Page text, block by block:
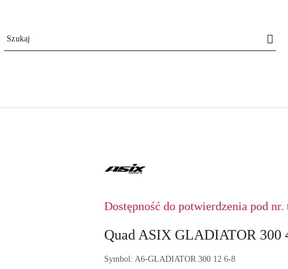
Dostępność do potwierdzenia pod
Quad ASIX GLADIATOR 300
Symbol: A6-GLADIATOR 300 12 6-8